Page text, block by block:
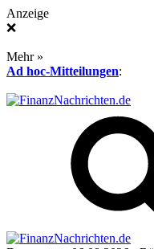
Anzeige
❌
Mehr »
Ad hoc-Mitteilungen: